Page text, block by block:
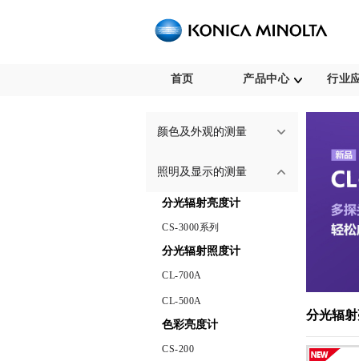
首页 产品中心 行业
颜色及外观的测量
照明及显示的测量
分光辐射亮度计
CS-3000系列
分光辐射照度计
CL-700A
CL-500A
色彩亮度计
CS-200
分光辐